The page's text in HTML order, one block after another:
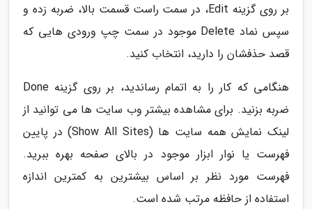
بر روی گزینه Edit، در سمت راست قسمت بالا، ضربه زده و
سپس نماد Delete موجود در سمت چپ ورودی هایی که
قصد حذفشان را دارید، انتخاب کنید.
هنگامی که کار را به اتمام رساندید، بر روی گزینه Done
ضربه بزنید. برای مشاهده بیشتر وب سایت ها می توانید از
لینک نمایش همه سایت ها (Show All Sites) در پایین
فهرست یا نوار ابزار موجود در بالای صفحه بهره ببرید.
فهرست مورد نظر بر اساس بیشترین به کمترین اندازه
استفاده از حافظه مرتب شده است.